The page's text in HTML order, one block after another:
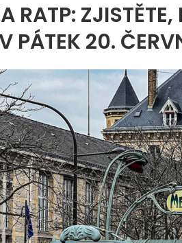
RATP:
PÁTEK 20.